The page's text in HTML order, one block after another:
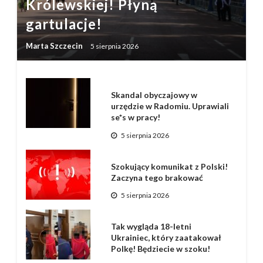
Królewskiej! Płyną
gartulacje!
Marta Szczecin 5 sierpnia 2026
Skandal obyczajowy w
urzędzie w Radomiu. Uprawiali
se*s w pracy!
5 sierpnia 2026
Szokujący komunikat z Polski!
Zaczyna tego brakować
5 sierpnia 2026
Tak wygląda 18-letni
Ukrainiec, który zaatakował
Polkę! Będziecie w szoku!